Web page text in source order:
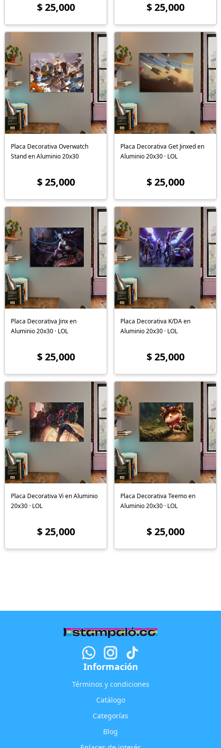
$ 25,000 $ 25,000
Placa Decorativa Overwatch
Stand en Aluminio 20x30
$ 25,000
Placa Decorativa Get Jinxed en
Aluminio 20x30 · LOL
$ 25,000
Placa Decorativa Jinx en
Aluminio 20x30 · LOL
$ 25,000
Placa Decorativa K/DA en
Aluminio 20x30 · LOL
$ 25,000
Placa Decorativa Vi en Aluminio
20x30 · LOL
$ 25,000
Placa Decorativa Teemo en
Aluminio 20x30 · LOL
$ 25,000
Información
Términos y condiciones
Catálogo
Categorías
Blog